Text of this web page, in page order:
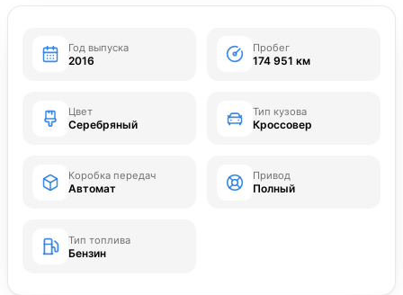
Год выпуска
2016
Пробег
174 951 км
Цвет
Серебряный
Тип кузова
Кроссовер
Коробка передач
Автомат
Привод
Полный
Тип топлива
Бензин